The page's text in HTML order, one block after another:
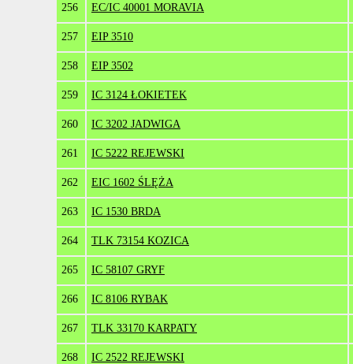
256 EC/IC 40001 MORAVIA
257 EIP 3510
258 EIP 3502
259 IC 3124 ŁOKIETEK
260 IC 3202 JADWIGA
261 IC 5222 REJEWSKI
262 EIC 1602 ŚLĘŻA
263 IC 1530 BRDA
264 TLK 73154 KOZICA
265 IC 58107 GRYF
266 IC 8106 RYBAK
267 TLK 33170 KARPATY
268 IC 2522 REJEWSKI